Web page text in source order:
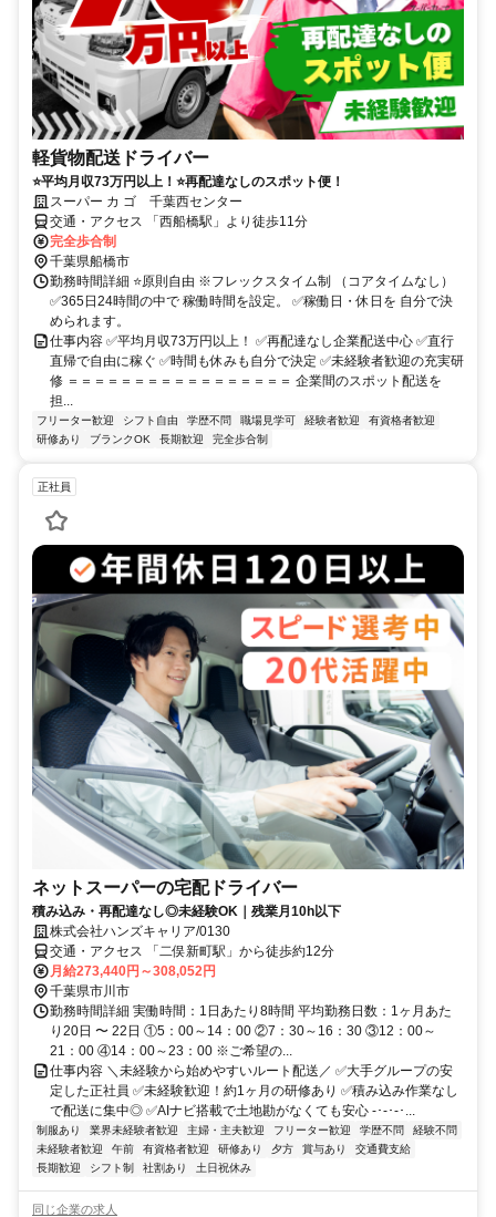
軽貨物配送ドライバー
⭐平均月収73万円以上！⭐再配達なしのスポット便！
スーパー カ ゴ 千葉西センター
交通・アクセス 「西船橋駅」より徒歩11分
完全歩合制
千葉県船橋市
勤務時間詳細 ⭐原則自由 ※フレックスタイム制 （コアタイムなし）
✅365日24時間の中で 稼働時間を設定。 ✅稼働日・休日を 自分で決
められます。
仕事内容 ✅平均月収73万円以上！ ✅再配達なし企業配送中心 ✅直行
直帰で自由に稼ぐ ✅時間も休みも自分で決定 ✅未経験者歓迎の充実研
修 ＝＝＝＝＝＝＝＝＝＝＝＝＝＝＝＝＝ 企業間のスポット配送を
担...
フリーター歓迎 シフト自由 学歴不問 職場見学可 経験者歓迎
有資格者歓迎
研修あり
ブランクOK 長期歓迎 完全歩合制
正社員
ネットスーパーの宅配ドライバー
積み込み・再配達なし◎未経験OK｜残業月10h以下
株式会社ハンズキャリア/0130
交通・アクセス 「二俣新町駅」から徒歩約12分
月給273,440円～308,052円
千葉県市川市
勤務時間詳細 実働時間：1日あたり8時間 平均勤務日数：1ヶ月あた
り20日 〜 22日 ①5：00～14：00 ②7：30～16：30 ③12：00～
21：00 ④14：00～23：00 ※ご希望の...
仕事内容 ＼未経験から始めやすいルート配送／ ✅大手グループの安
定した正社員 ✅未経験歓迎！約1ヶ月の研修あり ✅積み込み作業なし
で配送に集中◎ ✅AIナビ搭載で土地勘がなくても安心 -･-･-･...
制服あり 業界未経験者歓迎 主婦・主夫歓迎 フリーター歓迎 学歴不問
経験不問
未経験者歓迎
午前 有資格者歓迎 研修あり 夕方 賞与あり
交通費支給
長期歓迎
シフト制 社割あり 土日祝休み
同じ企業の求人